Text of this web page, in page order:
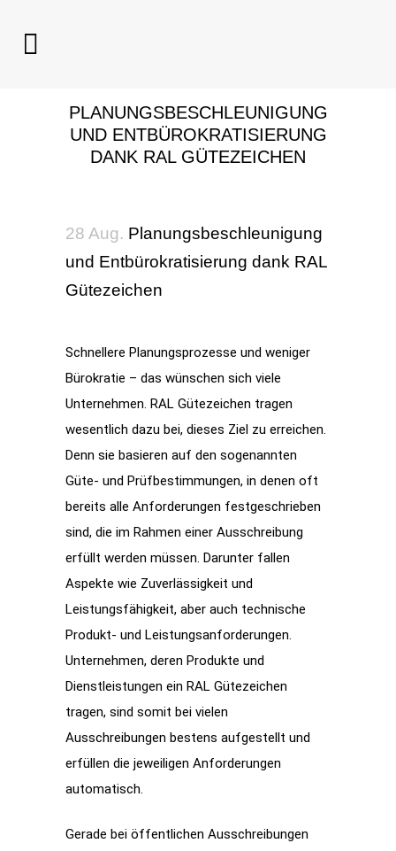
PLANUNGSBESCHLEUNIGUNG
UND ENTBÜROKRATISIERUNG
DANK RAL GÜTEZEICHEN
28 Aug. Planungsbeschleunigung
und Entbürokratisierung dank RAL
Gütezeichen
Schnellere Planungsprozesse und weniger
Bürokratie – das wünschen sich viele
Unternehmen. RAL Gütezeichen tragen
wesentlich dazu bei, dieses Ziel zu erreichen.
Denn sie basieren auf den sogenannten
Güte- und Prüfbestimmungen, in denen oft
bereits alle Anforderungen festgeschrieben
sind, die im Rahmen einer Ausschreibung
erfüllt werden müssen. Darunter fallen
Aspekte wie Zuverlässigkeit und
Leistungsfähigkeit, aber auch technische
Produkt- und Leistungsanforderungen.
Unternehmen, deren Produkte und
Dienstleistungen ein RAL Gütezeichen
tragen, sind somit bei vielen
Ausschreibungen bestens aufgestellt und
erfüllen die jeweiligen Anforderungen
automatisch.
Gerade bei öffentlichen Ausschreibungen